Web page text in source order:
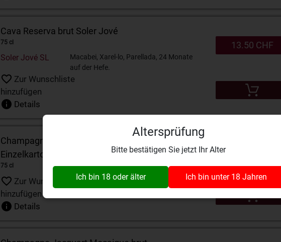
Altersprüfung
Bitte bestätigen Sie jetzt Ihr Alter
Ich bin 18 oder älter Ich bin unter 18 Jahren
Cava Reserva brut Soler Jové
75 cl
Soler Jové SL
Macabei, Xarel-lo, Parellada, 24 Monate
auf der Hefe.
Zur Wunschliste
hinzufügen
Details
13.50 CHF
Champagne Jacquart Brut Rosé Mosaique im
Einzelkarton
75 cl
Zur Wunschliste
hinzufügen
Details